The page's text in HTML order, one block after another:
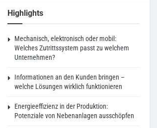
Highlights
Mechanisch, elektronisch oder mobil:
Welches Zutrittssystem passt zu welchem
Unternehmen?
Informationen an den Kunden bringen –
welche Lösungen wirklich funktionieren
Energieeffizienz in der Produktion:
Potenziale von Nebenanlagen ausschöpfen